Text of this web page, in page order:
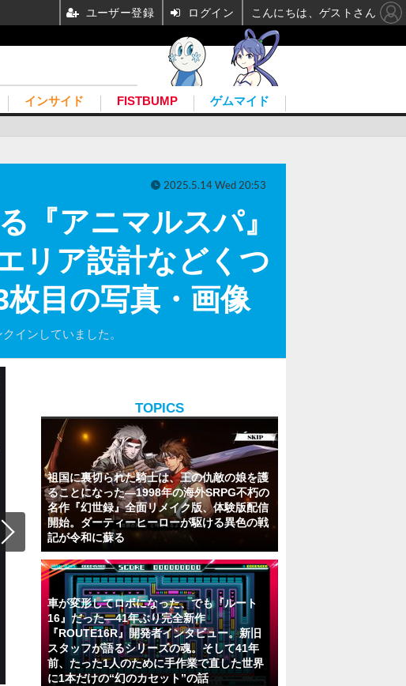
インサイド FISTBUMP ゲムマイド
『アニマルスパ』
リア設計などくつ
目の写真・画像
インしていました。
2025.5.14 Wed 20:53
TOPICS
祖国に裏切られた騎士は、王の仇敵の娘を護
ることになった―1998年の海外SRPG不朽の
名作『幻世録』全面リメイク版、体験版配信
開始。ダーティーヒーローが駆ける異色の戦
記が令和に蘇る
車が変形してロボになった、でも『ルート
16』だった―41年ぶり完全新作
『ROUTE16R』開発者インタビュー。新旧
スタッフが語るシリーズの魂。そして41年
前、たった1人のために手作業で直した世界
に1本だけの“幻のカセット”の話
ユーザー登録 ログイン こんにちは、ゲストさん